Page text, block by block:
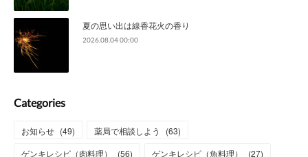
夏の思い出は線香花火の香り
2026.08.04 00:00
Categories
お知らせ (49) 薬局で相談しよう (63)
ゲンキレシピ（肉料理）
(56) ゲンキレシピ（魚料理） (27)